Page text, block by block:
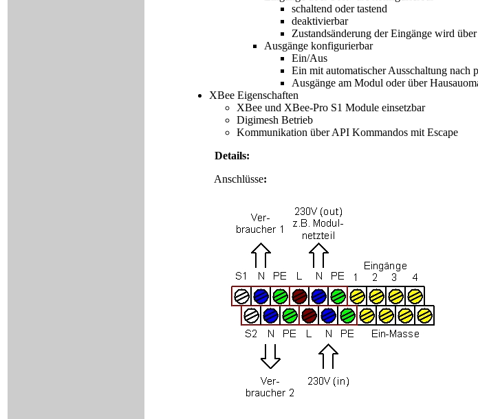
schaltend oder tastend
deaktivierbar
Zustandsänderung der Eingänge wird
Ausgänge konfigurierbar
Ein/Aus
Ein mit automatischer Ausschaltung nach
Ausgänge am Modul oder über
XBee Eigenschaften
XBee und XBee-Pro S1 Module einsetzbar
Digimesh Betrieb
Kommunikation über API Kommandos mit Escape
Details:
Anschlüsse: